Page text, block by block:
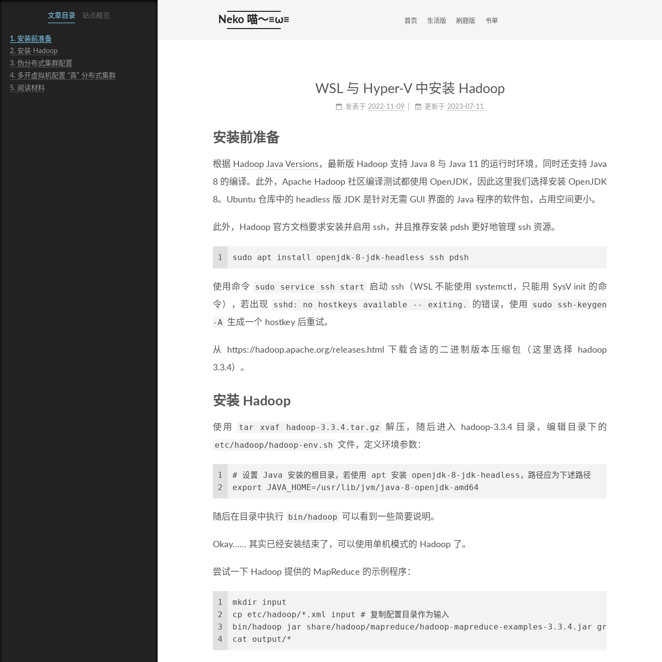
Neko 喵～≡ω≡ 首页 生活版 刷题版 书单
文章目录 站点概览
1. 安装前准备
2. 安装 Hadoop
3. 伪分布式集群配置
4. 多开虚拟机配置 “真” 分布式集群
5. 阅读材料 WSL 与 Hyper-V 中安装 Hadoop
发表于 2022-11-09 更新于 2023-07-11
安装前准备
根据 Hadoop Java Versions ，最新版 Hadoop 支持 Java 8 与 Java 11 的运行时环境，同时还支持 Java
8 的编译。此外，Apache Hadoop 社区编译测试都使用 OpenJDK，因此这里我们选择安装 OpenJDK
8。Ubuntu 仓库中的 headless 版 JDK 是针对无需 GUI 界面的 Java 程序的软件包，占用空间更小。
此外，Hadoop 官方文档要求安装并启用 ssh，并且推荐安装 pdsh 更好地管理 ssh 资源。
1 sudo apt install openjdk-8-jdk-headless ssh pdsh
使用命令 sudo service ssh start
启动 ssh（WSL 不能使用 systemctl，只能用 SysV init 的命
令），若出现
sshd: no hostkeys available -- exiting. 的错误，使用
sudo ssh-keygen
-A 生成一个 hostkey 后重试。
从 https://hadoop.apache.org/releases.html 下载合适的二进制版本压缩包（这里选择 hadoop
3.3.4）。
安装 Hadoop
使用 tar xvaf hadoop-3.3.4.tar.gz 解压，随后进入 hadoop-3.3.4 目录，编辑目录下的
etc/hadoop/hadoop-env.sh 文件，定义环境参数：
1
2
# 设置 Java 安装的根目录，若使用 apt 安装 openjdk-8-jdk-headless，路径应为下述路径
export JAVA_HOME=/usr/lib/jvm/java-8-openjdk-amd64
随后在目录中执行 bin/hadoop 可以看到一些简要说明。
Okay…… 其实已经安装结束了，可以使用单机模式的 Hadoop 了。
尝试一下 Hadoop 提供的 MapReduce 的示例程序：
1
2
3
4
mkdir input
cp etc/hadoop/*.xml input # 复制配置目录作为输入
bin/hadoop jar share/hadoop/mapreduce/hadoop-mapreduce-examples-3.3.4.jar grep input
cat output/*